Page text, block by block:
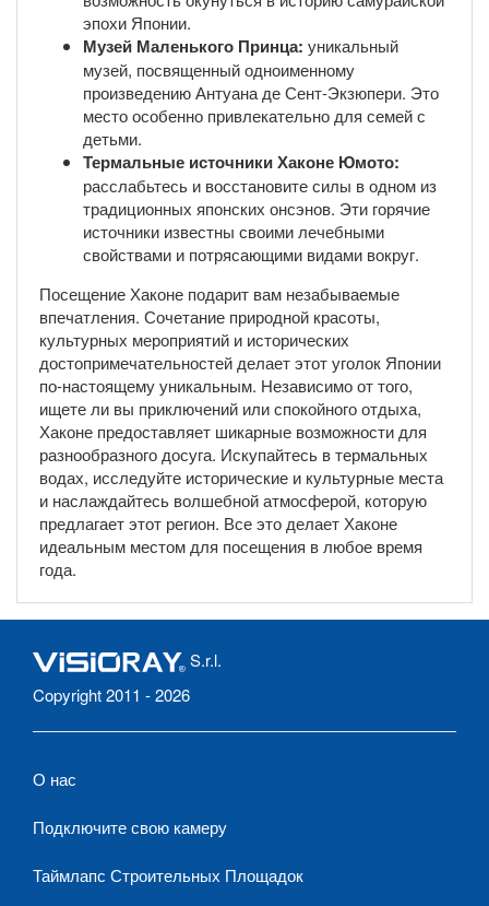
эпохи Японии.
Музей Маленького Принца: уникальный
музей, посвященный одноименному
произведению Антуана де Сент-Экзюпери. Это
место особенно привлекательно для семей с
детьми.
Термальные источники Хаконе Юмото:
расслабьтесь и восстановите силы в одном из
традиционных японских онсэнов. Эти горячие
источники известны своими лечебными
свойствами и потрясающими видами вокруг.
Посещение Хаконе подарит вам незабываемые
впечатления. Сочетание природной красоты,
культурных мероприятий и исторических
достопримечательностей делает этот уголок Японии
по-настоящему уникальным. Независимо от того,
ищете ли вы приключений или спокойного отдыха,
Хаконе предоставляет шикарные возможности для
разнообразного досуга. Искупайтесь в термальных
водах, исследуйте исторические и культурные места
и наслаждайтесь волшебной атмосферой, которую
предлагает этот регион. Все это делает Хаконе
идеальным местом для посещения в любое время
года.
S.r.l.
Copyright 2011 - 2026
О нас
Подключите свою камеру
Таймлапс Строительных Площадок